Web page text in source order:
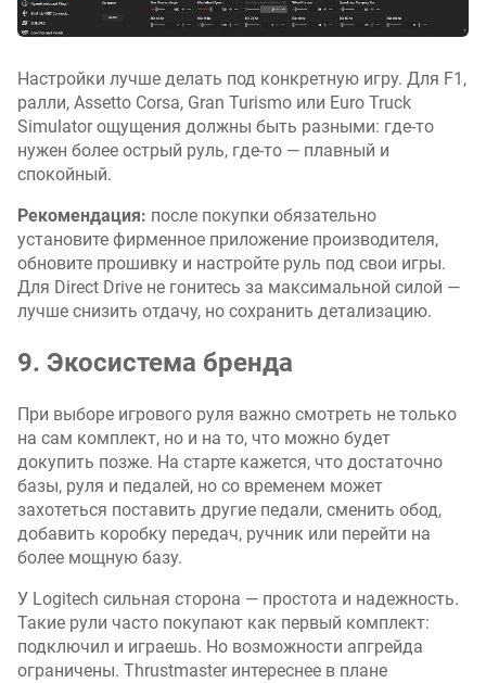
Настройки лучше делать под конкретную игру. Для F1,
ралли, Assetto Corsa, Gran Turismo или Euro Truck
Simulator ощущения должны быть разными: где-то
нужен более острый руль, где-то — плавный и
спокойный.
Рекомендация: после покупки обязательно
установите фирменное приложение производителя,
обновите прошивку и настройте руль под свои игры.
Для Direct Drive не гонитесь за максимальной силой —
лучше снизить отдачу, но сохранить детализацию.
9. Экосистема бренда
При выборе игрового руля важно смотреть не только
на сам комплект, но и на то, что можно будет
докупить позже. На старте кажется, что достаточно
базы, руля и педалей, но со временем может
захотеться поставить другие педали, сменить обод,
добавить коробку передач, ручник или перейти на
более мощную базу.
У Logitech сильная сторона — простота и надежность.
Такие рули часто покупают как первый комплект:
подключил и играешь. Но возможности апгрейда
ограничены. Thrustmaster интереснее в плане